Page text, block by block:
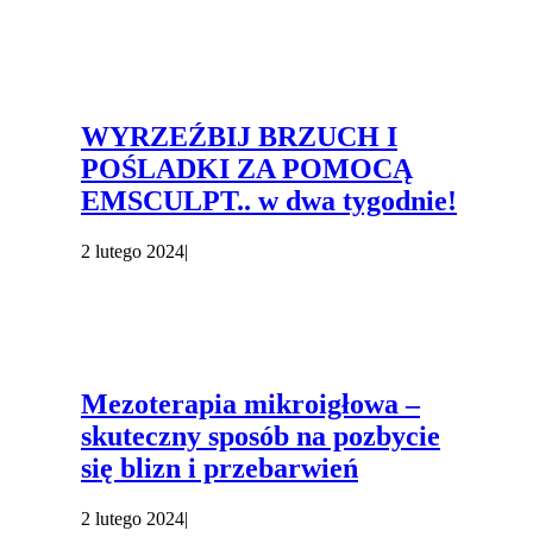
WYRZEŹBIJ BRZUCH I
POŚLADKI ZA POMOCĄ
EMSCULPT.. w dwa tygodnie!
2 lutego 2024|
Mezoterapia mikroigłowa –
skuteczny sposób na pozbycie
się blizn i przebarwień
2 lutego 2024|